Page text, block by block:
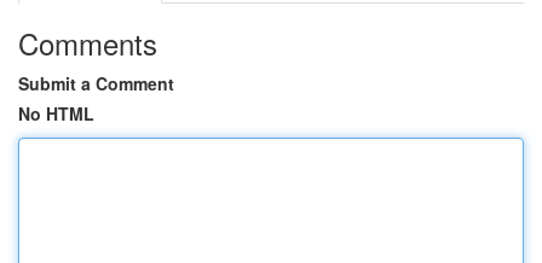
Comments
Submit a Comment
No HTML